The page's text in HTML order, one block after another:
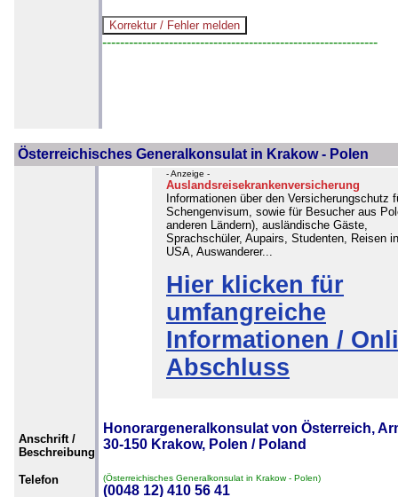
--------------------------------------------------------------
Österreichisches Generalkonsulat in Krakow - Polen
- Anzeige -
Auslandsreisekrankenversicherung
Informationen über den Versicherungschutz
Schengenvisum, sowie für Besucher aus
anderen Ländern), ausländische Gäste,
Sprachschüler, Aupairs, Studenten, Reisen
USA, Auswanderer...
Hier klicken für
umfangreiche
Informationen /
Abschluss
Anschrift /
Beschreibung
Honorargeneralkonsulat von Österreich,
30-150 Krakow, Polen / Poland
Telefon (Österreichisches Generalkonsulat in Krakow - Polen)
(0048 12) 410 56 41